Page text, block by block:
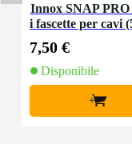
Innox SNAP PRO
i fascette per cavi
7,50 €
Disponibile
+